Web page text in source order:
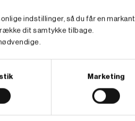
indstillinger, så du får en markant
dit samtykke tilbage.
Marketing